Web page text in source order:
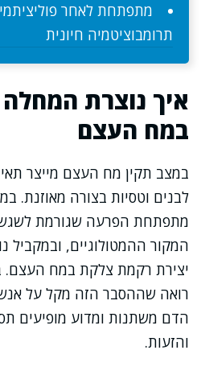
מתפתחת לאחר
תרומבוציטמיה חיונית
איך נוצרת
במח העצם
במצב תקין מח העצם מייצר
לבנים וטסיות בצורה מאוזנת.
מתפתחת הפרעה שגורמת
המקור ההמטולוגיים, ובמקביל
יצירת רקמת צלקת במח העצם.
רואה שההסבר הזה מקל על
הדם משתנות ומדוע מופיעים
והזעות.